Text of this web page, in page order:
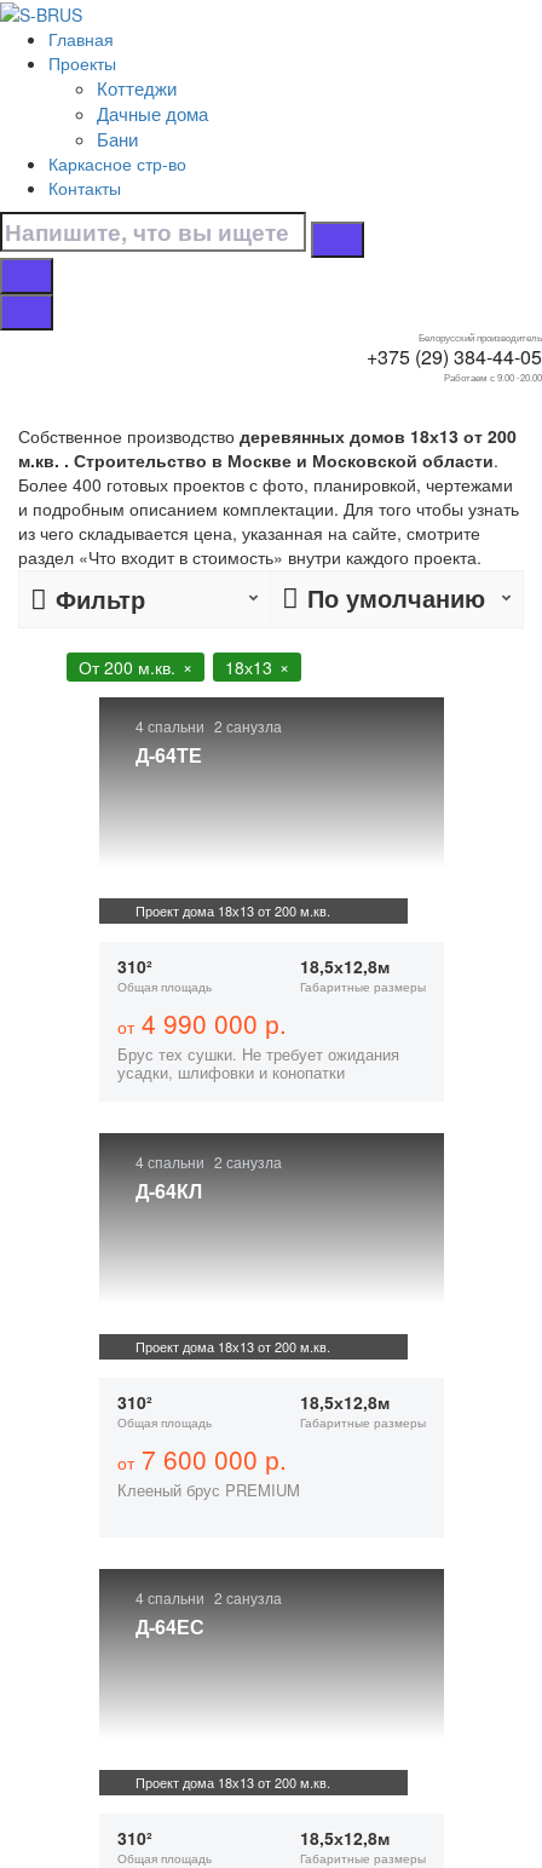
Перейти к контенту
Главная
Проекты
Коттеджи
Дачные дома
Бани
Каркасное стр-во
Контакты
Белорусский производитель
+375 (29) 384-44-05
Работаем с 9.00 -20.00
Главная
От 200 м.кв.
Дома от 200 м.кв.
18х13
Собственное производство деревянных домов 18х13 от 200
м.кв. . Строительство в Москве и Московской области.
Более 400 готовых проектов с фото, планировкой, чертежами
и подробным описанием комплектации. Для того чтобы узнать
из чего складывается цена, указанная на сайте, смотрите
раздел «Что входит в стоимость» внутри каждого проекта.
Фильтр По умолчанию
От 200 м.кв. 18х13
4 спальни 2 санузла
Д-64ТЕ
Проект дома 18х13 от 200 м.кв.
310²
Общая площадь
18,5х12,8м
Габаритные размеры
от4 990 000 р.
Брус тех сушки. Не требует ожидания
усадки, шлифовки и конопатки
4 спальни 2 санузла
Д-64КЛ
Проект дома 18х13 от 200 м.кв.
310²
Общая площадь
18,5х12,8м
Габаритные размеры
от7 600 000 р.
Клееный брус PREMIUM
4 спальни 2 санузла
Д-64ЕС
Проект дома 18х13 от 200 м.кв.
310²
Общая площадь
18,5х12,8м
Габаритные размеры